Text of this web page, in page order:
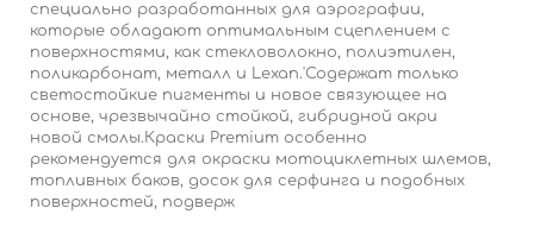
специально разработанных для аэрографии,
которые обладают оптимальным сцеплением с
поверхностями, как стекловолокно, полиэтилен,
поликарбонат, металл и Lexan.'Содержат только
светостойкие пигменты и новое связующее на
основе, чрезвычайно стойкой, гибридной акри
новой смолы.Краски Premium особенно
рекомендуется для окраски мотоциклетных шлемов,
топливных баков, досок для серфинга и подобных
поверхностей, подверж